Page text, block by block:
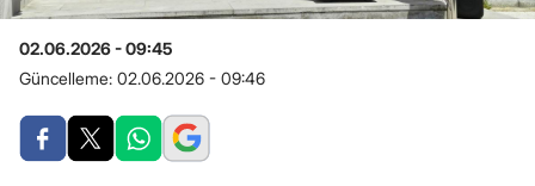
02.06.2026 - 09:45
Güncelleme: 02.06.2026 - 09:46